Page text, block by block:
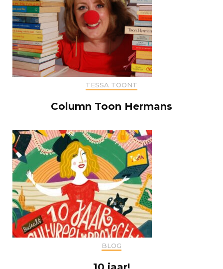
TESSA TOONT
Column Toon Hermans
BLOG